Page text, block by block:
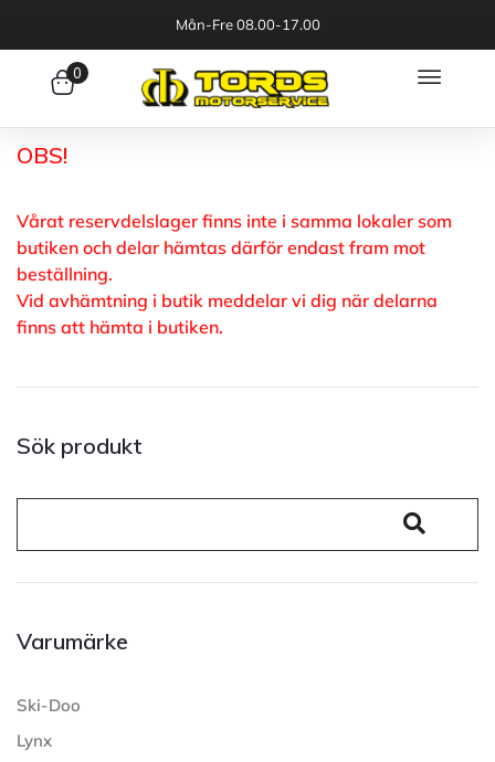
Mån-Fre 08.00-17.00
0
OBS!
Vårat reservdelslager finns inte i samma lokaler som
butiken och delar hämtas därför endast fram mot
beställning.
Vid avhämtning i butik meddelar vi dig när delarna
finns att hämta i butiken.
Sök produkt
Varumärke
Ski-Doo
Lynx